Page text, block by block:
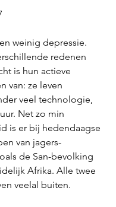
weinig depressie.
redenen
is hun actieve
van: ze leven
veel technologie,
Net zo min
is er bij hedendaagse
van jagers-
de San-bevolking
Afrika. Alle twee
veelal buiten.